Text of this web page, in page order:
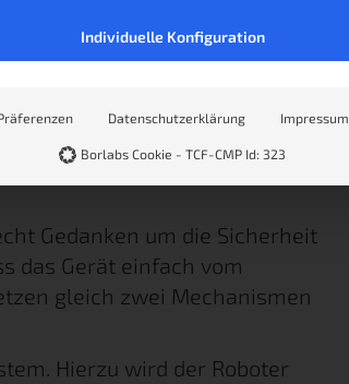
Gedanken um die Sicherheit
das Gerät einfach vom
gleich zwei Mechanismen
Hierzu wird der Roboter
Individuelle Konfiguration
Datenschutzerklärung Impressum
Borlabs Cookie - TCF-CMP Id: 323